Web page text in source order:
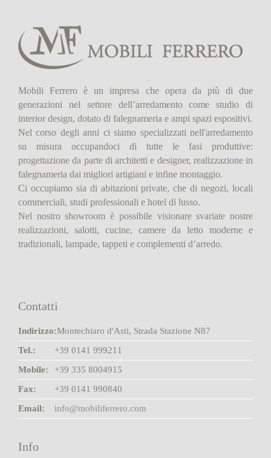
Mobili Ferrero è un impresa che opera da più di due
generazioni nel settore dell’arredamento come studio di
interior design, dotato di falegnameria e ampi spazi espositivi.
Nel corso degli anni ci siamo specializzati nell'arredamento
su misura occupandoci di tutte le fasi produttive:
progettazione da parte di architetti e designer, realizzazione in
falegnameria dai migliori artigiani e infine montaggio.
Ci occupiamo sia di abitazioni private, che di negozi, locali
commerciali, studi professionali e hotel di lusso.
Nel nostro showroom è possibile visionare svariate nostre
realizzazioni, salotti, cucine, camere da letto moderne e
tradizionali, lampade, tappeti e complementi d’arredo.
Contatti
Indirizzo:Montechiaro d'Asti, Strada Stazione N87
Tel.:
+39 0141 999211
Mobile:
+39 335 8004915
Fax:
+39 0141 990840
Email:
info@mobiliferrero.com
Info